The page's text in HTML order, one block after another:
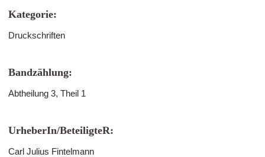
Kategorie:
Druckschriften
Bandzählung:
Abtheilung 3, Theil 1
UrheberIn/BeteiligteR:
Carl Julius Fintelmann